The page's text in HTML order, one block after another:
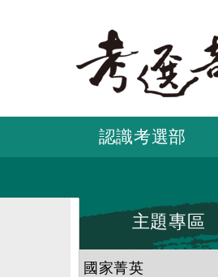
要
容
認識考選部
主題專區
國家菁英